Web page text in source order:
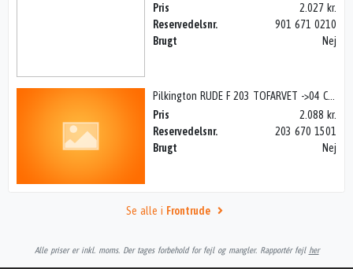
Pris
2.027 kr.
Reservedelsnr.
901 671 0210
Brugt
Nej
Pris
2.088 kr.
Reservedelsnr.
203 670 1501
Brugt
Nej
Se alle i Frontrude
Alle priser er inkl. moms. Der tages forbehold for fejl og mangler. Rapportér fejl her